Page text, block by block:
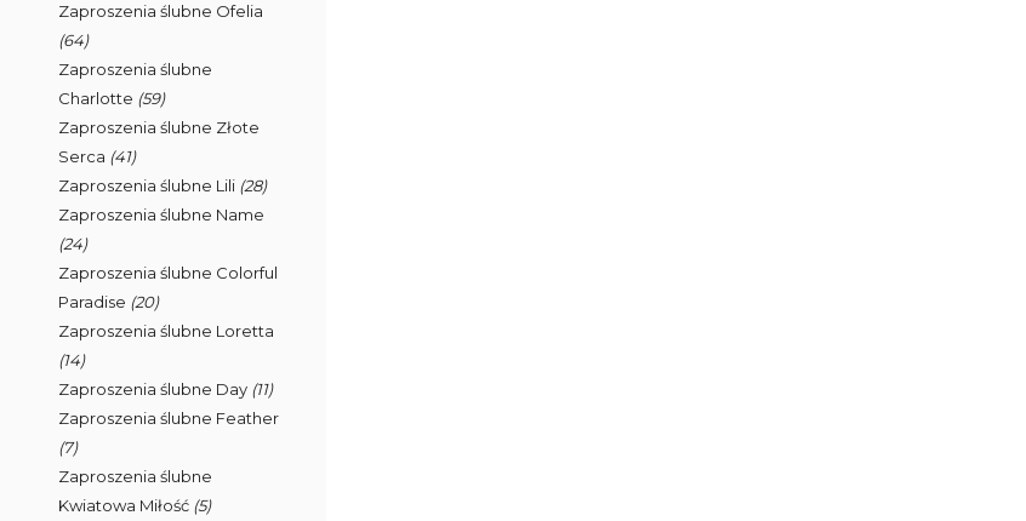
Zaproszenia ślubne Ofelia
(64)
Zaproszenia ślubne
Charlotte (59)
Zaproszenia ślubne Złote
Serca (41)
Zaproszenia ślubne Lili (28)
Zaproszenia ślubne Name
(24)
Zaproszenia ślubne Colorful
Paradise (20)
Zaproszenia ślubne Loretta
(14)
Zaproszenia ślubne Day (11)
Zaproszenia ślubne Feather
(7)
Zaproszenia ślubne
Kwiatowa Miłość (5)